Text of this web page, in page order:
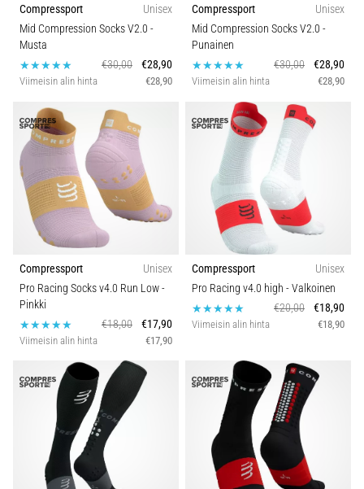
Compressport
Unisex
Mid Compression Socks V2.0 -
Musta
€30,00
€28,90
Viimeisin alin hinta €28,90
Compressport
Unisex
Mid Compression Socks V2.0 -
Punainen
€30,00
€28,90
Viimeisin alin hinta €28,90
Compressport
Unisex
Pro Racing Socks v4.0 Run Low-
Pinkki
€18,00
€17,90
Viimeisin alin hinta €17,90
Compressport
Unisex
Pro Racing v4.0 high - Valkoinen
€20,00
€18,90
Viimeisin alin hinta €18,90